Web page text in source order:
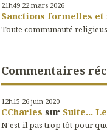
21h49 22 mars 2026
Sanctions formelles
Toute communauté
Commentaires
12h15 26 juin 2020
CCharles sur Suite...
N'est-il pas trop tôt pour